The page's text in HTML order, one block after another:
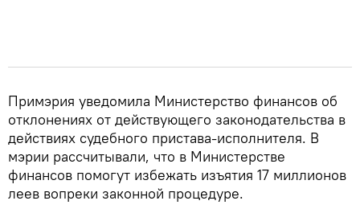
Примэрия уведомила Министерство финансов об
отклонениях от действующего законодательства в
действиях судебного пристава-исполнителя. В
мэрии рассчитывали, что в Министерстве
финансов помогут избежать изъятия 17 миллионов
леев вопреки законной процедуре.